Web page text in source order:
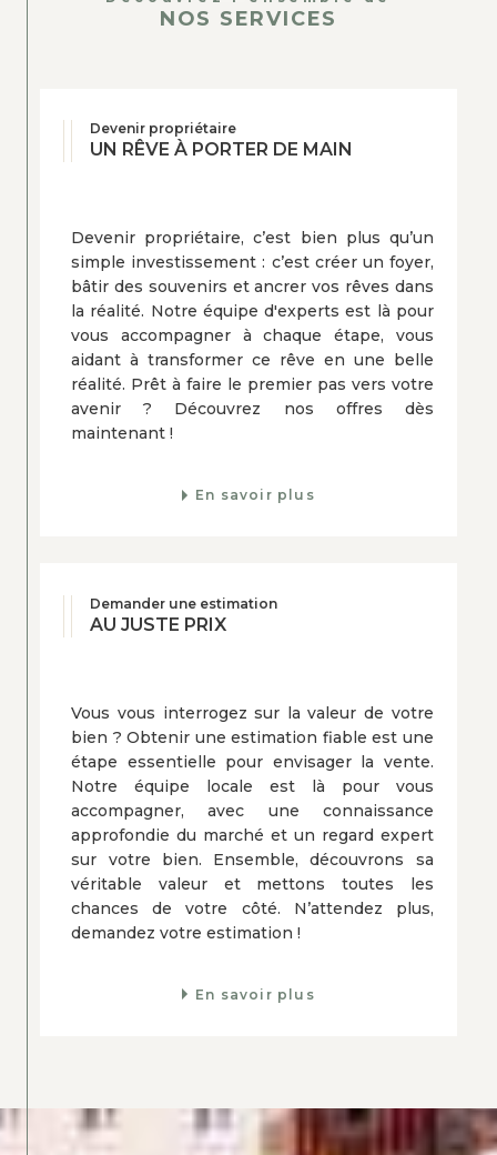
Parlons de votre projet
en. Contactez-nous dès aujourd’hui par
email àagence@bro-immobilier.fr
serons ravis de vous apporter des
solutions adaptées à vos besoins.
NOS SERVICES
Devenir propriétaire
UN RÊVE À PORTER DE MAIN
Devenir propriétaire, c’est bien plus qu’un
simple investissement : c’est créer un foyer,
bâtir des souvenirs et ancrer vos rêves dans
la réalité. Notre équipe d'experts est là pour
vous accompagner à chaque étape, vous
aidant à transformer ce rêve en une belle
réalité. Prêt à faire le premier pas vers votre
avenir ? Découvrez nos offres dès
maintenant !
En savoir plus
Demander une estimation
AU JUSTE PRIX
Vous vous interrogez sur la valeur de votre
bien ? Obtenir une estimation fiable est une
étape essentielle pour envisager la vente.
Notre équipe locale est là pour vous
accompagner, avec une connaissance
approfondie du marché et un regard expert
sur votre bien. Ensemble, découvrons sa
véritable valeur et mettons toutes les
chances de votre côté. N’attendez plus,
demandez votre estimation !
En savoir plus